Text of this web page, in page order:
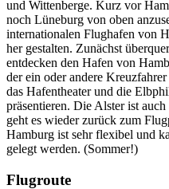
und Wittenberge. Kurz vor
noch Lüneburg von oben
internationalen Flughafen von
her gestalten. Zunächst
entdecken den Hafen von
der ein oder andere
das Hafentheater und die
präsentieren. Die Alster ist
geht es wieder zurück zum
Hamburg ist sehr flexibel und
gelegt werden. (Sommer!)
Flugroute